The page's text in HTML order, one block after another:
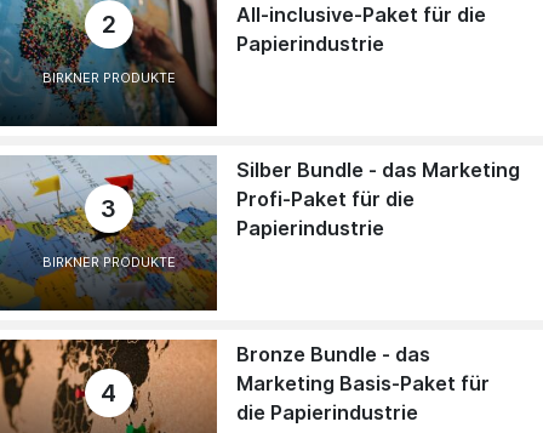
2
BIRKNER PRODUKTE
All-inclusive-Paket für die
Papierindustrie
3
BIRKNER PRODUKTE
Silber Bundle - das Marketing
Profi-Paket für die
Papierindustrie
4
Bronze Bundle - das
Marketing Basis-Paket für
die Papierindustrie